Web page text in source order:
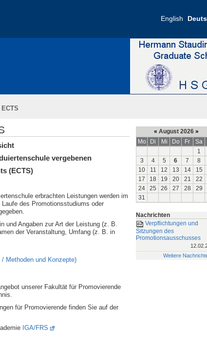
English
vergebenen
(ECTS)
erbrachten Leistungen werden im
des Promotionsstudiums oder
und Angaben zur Art der Leistung (z. B.
der Veranstaltung, Umfang (z. B. in
Methoden und Konzepte)
unserer Fakultät für Promovierende
für Promovierende finden Sie auf der
IGA/FRS
« August 2026 »
Mo
Di Mi Do Fr Sa
1
3
4 5 6 7 8
10
11 12 13 14 15
17
18 19 20 21 22
24
25 26 27 28 29
31
Nachrichten
Verpflichtungen und
Sitzungen des
Promotionsausschusses
Weitere